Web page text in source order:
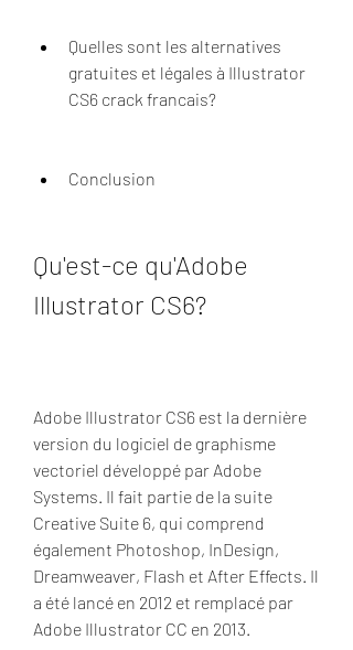
Quelles sont les alternatives
gratuites et légales à Illustrator
CS6 crack francais?
Conclusion
Qu'est-ce qu'Adobe
Illustrator CS6?
Adobe Illustrator CS6 est la dernière
version du logiciel de graphisme
vectoriel développé par Adobe
Systems. Il fait partie de la suite
Creative Suite 6, qui comprend
également Photoshop, InDesign,
Dreamweaver, Flash et After Effects. Il
a été lancé en 2012 et remplacé par
Adobe Illustrator CC en 2013.